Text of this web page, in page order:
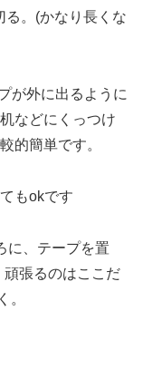
る。(かなり長くな
が外に出るように
などにくっつけ
的簡単です。
もokです
に、テープを置
頑張るのはここだ
。